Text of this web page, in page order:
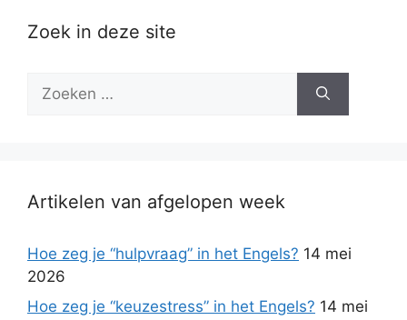
Zoek in deze site
naar:
Artikelen van afgelopen week
Hoe zeg je “hulpvraag” in het Engels? 14 mei
2026
Hoe zeg je “keuzestress” in het Engels? 14 mei